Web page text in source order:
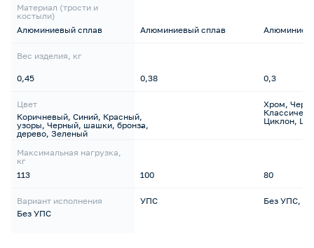
Материал (трости и
костыли)
Алюминиевый сплав
Вес изделия, кг
0,45
Цвет
Коричневый, Синий, Красный,
узоры, Черный, шашки, бронза,
дерево, Зеленый
Максимальная нагрузка,
кг
113
Вариант исполнения
Без УПС
Алюминиевый сплав
0,38
-
100
УПС
0,3
Хром,
Циклон,
80
Без УПС,